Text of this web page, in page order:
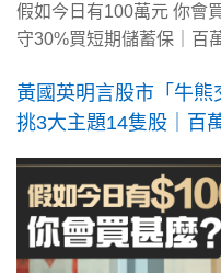
假如今日有100萬元 你會
守30%買短期儲蓄保｜百
黃國英明言股市「牛
挑3大主題14隻股｜百